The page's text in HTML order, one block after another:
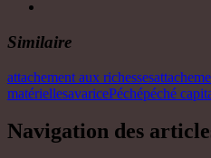
Similaire
attachement aux richesses
matériellesavaricePéchépéché
Navigation des